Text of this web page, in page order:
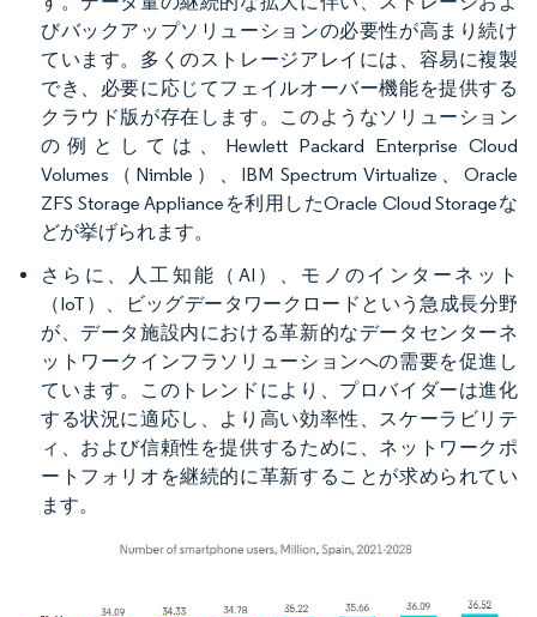
びバックアップソリューションの必要性が高まり続け
ています。多くのストレージアレイには、容易に複製
でき、必要に応じてフェイルオーバー機能を提供する
クラウド版が存在します。このようなソリューション
の例としては、Hewlett Packard Enterprise Cloud
Volumes（Nimble）、IBM Spectrum Virtualize、Oracle
ZFS Storage Applianceを利用したOracle Cloud Storageな
どが挙げられます。
さらに、人工知能（AI）、モノのインターネット
（IoT）、ビッグデータワークロードという急成長分野
が、データ施設内における革新的なデータセンターネ
ットワークインフラソリューションへの需要を促進し
ています。このトレンドにより、プロバイダーは進化
する状況に適応し、より高い効率性、スケーラビリテ
ィ、および信頼性を提供するために、ネットワークポ
ートフォリオを継続的に革新することが求められてい
ます。